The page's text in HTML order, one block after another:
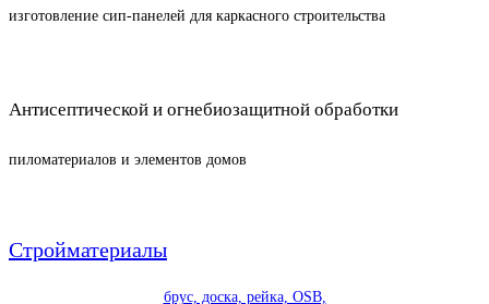
изготовление сип-панелей для каркасного строительства
Антисептической и огнебиозащитной обработки
пиломатериалов и элементов домов
Стройматериалы
брус, доска, рейка, OSB,